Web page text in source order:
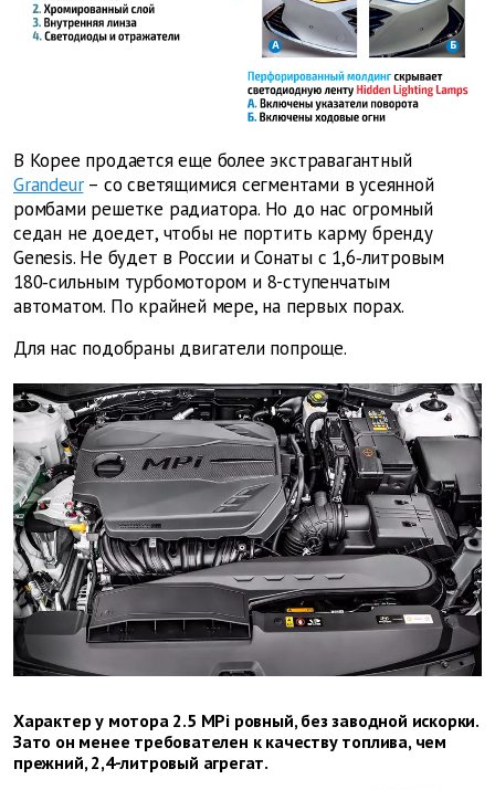
В Корее продается еще более экстравагантный
Grandeur– со светящимися сегментами в усеянной
ромбами решетке радиатора. Но до нас огромный
седан не доедет, чтобы не портить карму бренду
Genesis. Не будет в России и Сонаты с 1,6‑литровым
180‑сильным турбомотором и 8-ступенчатым
автоматом. По крайней мере, на первых порах.
Для нас подобраны двигатели попроще.
Характер у мотора 2.5 MPi ровный, без заводной искорки.
Зато он менее требователен к качеству топлива, чем
прежний, 2,4-литровый агрегат.